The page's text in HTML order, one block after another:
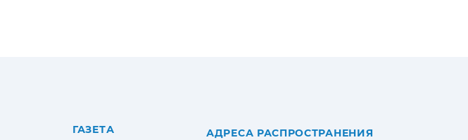
ГАЗЕТА АДРЕСА РАСПРОСТРАНЕНИЯ